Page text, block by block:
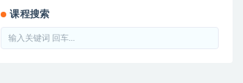
课程搜索